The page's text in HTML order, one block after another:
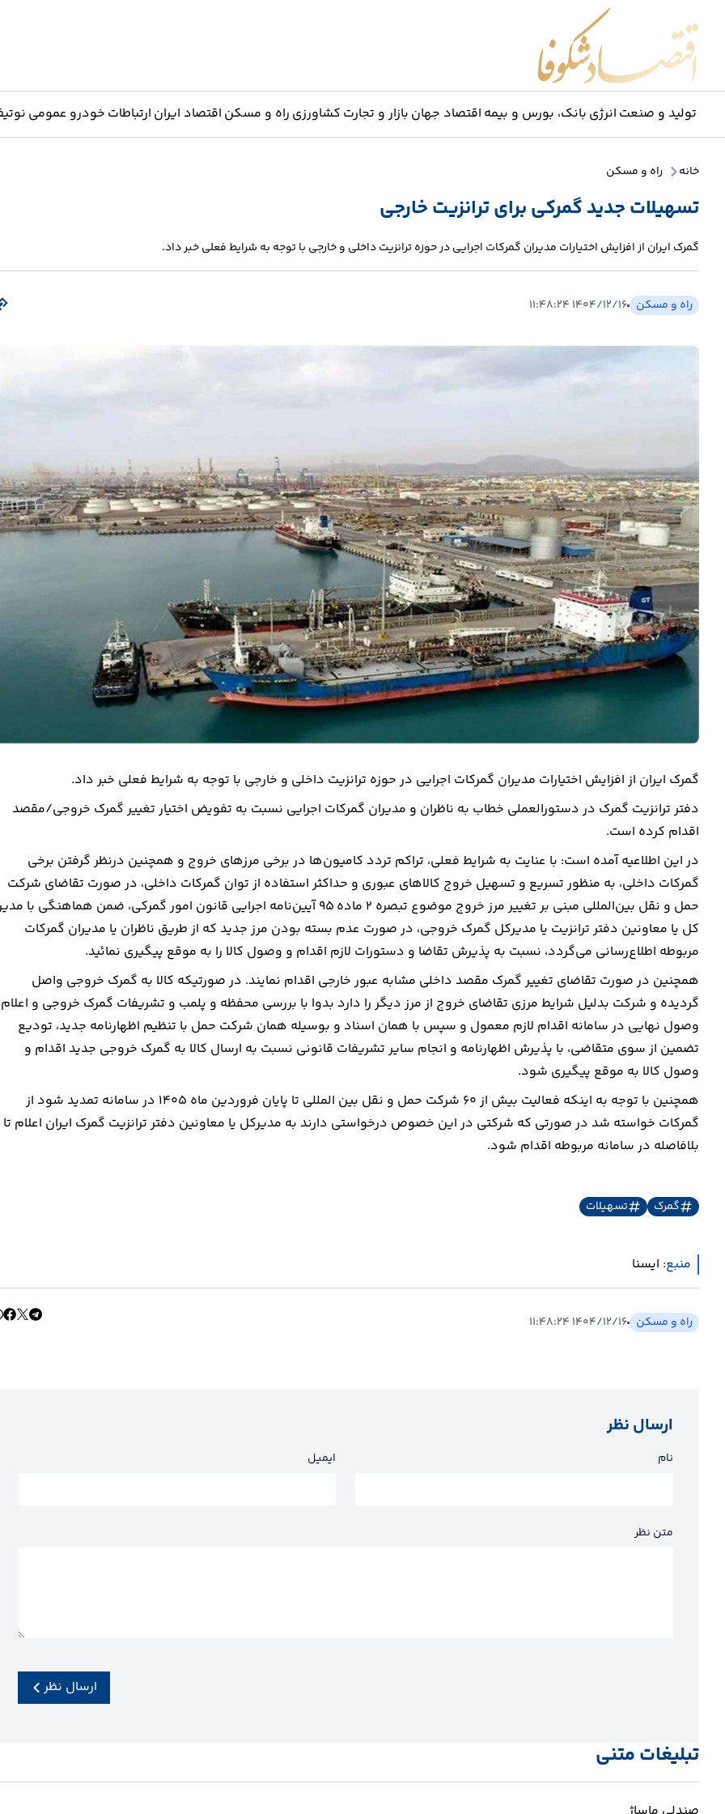
تولید و صنعت انرژی بانک، بورس و بیمه اقتصاد جهان بازار و تجارت کشاورزی راه و مسکن اقتصاد ایران ارتباطات خودرو عمومی
خانه راه و مسکن
تسهیلات جدید گمرکی برای ترانزیت خارجی
گمرک ایران از افزایش اختیارات مدیران گمرکات اجرایی در حوزه ترانزیت داخلی و خارجی با توجه به شرایط فعلی خبر داد.
راه و مسکن ۱۴۰۴/۱۲/۱۶ ۱۱:۴۸:۲۴
گمرک ایران از افزایش اختیارات مدیران گمرکات اجرایی در حوزه ترانزیت داخلی و خارجی با توجه به شرایط فعلی خبر داد.
دفتر ترانزیت گمرک در دستورالعملی خطاب به ناظران و مدیران گمرکات اجرایی نسبت به تفویض اختیار تغییر گمرک خروجی/مقصد
اقدام کرده است.
در این اطلاعیه آمده است: با عنایت به شرایط فعلی، تراکم تردد کامیون‌ها در برخی مرزهای خروج و همچنین درنظر گرفتن برخی
گمرکات داخلی، به منظور تسریع و تسهیل خروج کالاهای عبوری و حداکثر استفاده از توان گمرکات داخلی، در صورت تقاضای شرکت
حمل و نقل بین‌المللی مبنی بر تغییر مرز خروج موضوع تبصره ۲ ماده ۹۵ آیین‌نامه اجرایی قانون امور گمرکی، ضمن هماهنگی با
کل یا معاونین دفتر ترانزیت یا مدیرکل گمرک خروجی، در صورت عدم بسته بودن مرز جدید که از طریق ناظران یا مدیران گمرکات
مربوطه اطلاع‌رسانی می‌گردد، نسبت به پذیرش تقاضا و دستورات لازم اقدام و وصول کالا را به موقع پیگیری نمائید.
همچنین در صورت تقاضای تغییر گمرک مقصد داخلی مشابه عبور خارجی اقدام نمایند. در صورتیکه کالا به گمرک خروجی واصل
گردیده و شرکت بدلیل شرایط مرزی تقاضای خروج از مرز دیگر را دارد بدوا با بررسی محفظه و پلمب و تشریفات گمرک خروجی و اعلام
وصول نهایی در سامانه اقدام لازم معمول و سپس با همان اسناد و بوسیله همان شرکت حمل با تنظیم اظهارنامه جدید، تودیع
تضمین از سوی متقاضی، با پذیرش اظهارنامه و انجام سایر تشریفات قانونی نسبت به ارسال کالا به گمرک خروجی جدید اقدام و
وصول کالا به موقع پیگیری شود.
همچنین با توجه به اینکه فعالیت بیش از ۶۰ شرکت حمل و نقل بین المللی تا پایان فروردین ماه ۱۴۰۵ در سامانه تمدید شود از
گمرکات خواسته شد در صورتی که شرکتی در این خصوص درخواستی دارند به مدیرکل یا معاونین دفتر ترانزیت گمرک ایران اعلام تا
بلافاصله در سامانه مربوطه اقدام شود.
گمرک تسهیلات
منبع: ايسنا
راه و مسکن ۱۴۰۴/۱۲/۱۶ ۱۱:۴۸:۲۴
ارسال نظر
نام ایمیل
متن نظر
ارسال نظر
تبلیغات متنی